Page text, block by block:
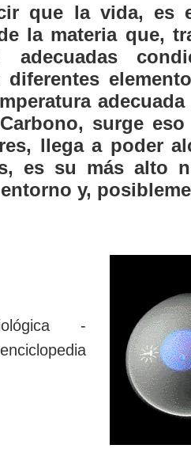
que la vida, es
la materia que,
diferentes
surge
llega a poder
es su más alto
y,